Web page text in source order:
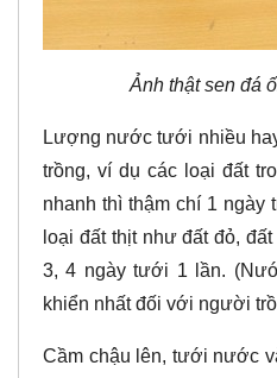
Ảnh thật sen đá
Lượng nước tưới nhiều
trồng, ví dụ các loại đất
nhanh thì thậm chí 1
loại đất thịt như đất đỏ,
3, 4 ngày tưới 1 lần.
khiển nhất đối với người
Cầm chậu lên, tưới nước